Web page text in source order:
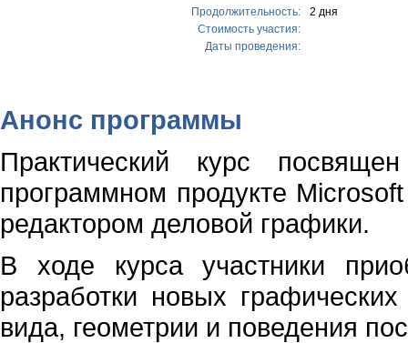
Продолжительность:
2 дня
Стоимость участия:
Даты проведения:
Анонс программы
Практический курс
программном продукте
редактором деловой графики.
В ходе курса участники
разработки новых
вида, геометрии и поведения